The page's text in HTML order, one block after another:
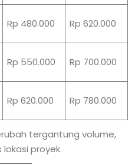
Rp 480.000 Rp 620.000
Rp 550.000 Rp 700.000
Rp 620.000 Rp 780.000
tergantung volume,
proyek.